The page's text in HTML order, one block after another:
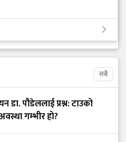
सबै
डा. पौडेललाई प्रश्न: टाउको
गम्भीर हो?